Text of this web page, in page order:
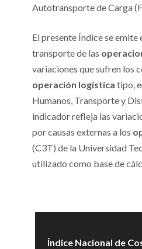
Autotransporte de Carga
El presente Índice se emite
transporte de las
variaciones que sufren los
operación logística tipo,
Humanos, Transporte y
indicador refleja las
por causas externas a los
(C3T) de la Universidad
utilizado como base de
Índice Nacional de